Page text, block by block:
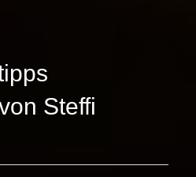
Steffi